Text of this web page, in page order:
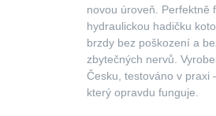
novou úroveň. Perfektně
hydraulickou hadičku
brzdy bez poškození a
zbytečných nervů.
Česku, testováno v praxi
který opravdu funguje.